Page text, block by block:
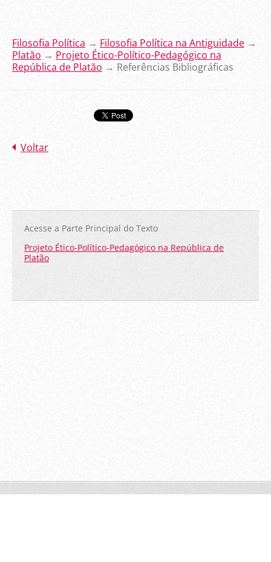
Filosofia Política → Filosofia Política na Antiguidade →
Platão → Projeto Ético-Político-Pedagógico na
República de Platão → Referências Bibliográficas
Voltar
Acesse a Parte Principal do Texto
Projeto Ético-Político-Pedagógico na República de
Platão